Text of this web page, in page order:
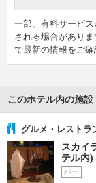
一部、有料サービ
される場合があり
で最新の情報をご確
このホテル内の施設
グルメ・レストラ
スカイ
テル内)
バー